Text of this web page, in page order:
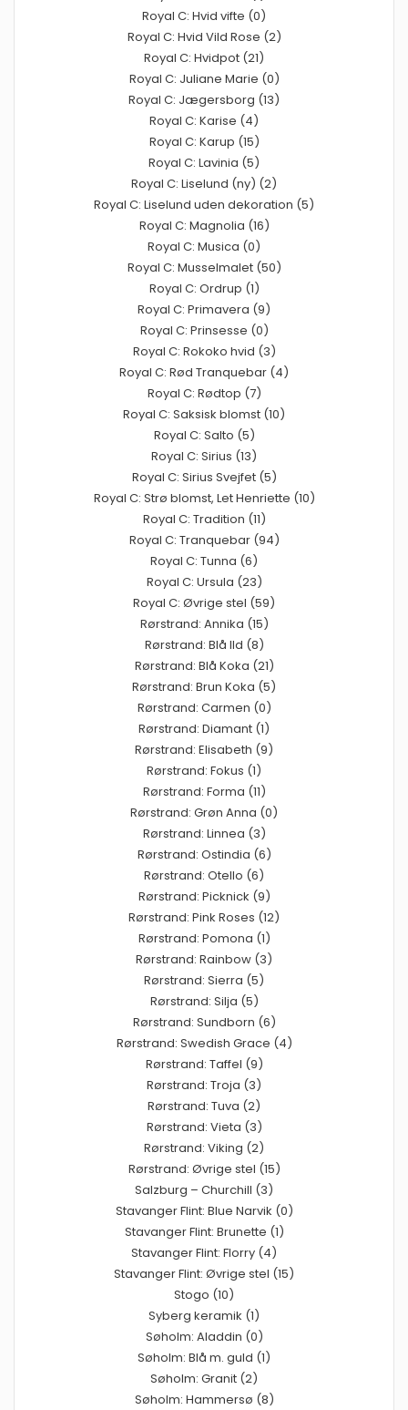
Royal C: Hvid vifte (0)
Royal C: Hvid Vild Rose (2)
Royal C: Hvidpot (21)
Royal C: Juliane Marie (0)
Royal C: Jægersborg (13)
Royal C: Karise (4)
Royal C: Karup (15)
Royal C: Lavinia (5)
Royal C: Liselund (ny) (2)
Royal C: Liselund uden dekoration (5)
Royal C: Magnolia (16)
Royal C: Musica (0)
Royal C: Musselmalet (50)
Royal C: Ordrup (1)
Royal C: Primavera (9)
Royal C: Prinsesse (0)
Royal C: Rokoko hvid (3)
Royal C: Rød Tranquebar (4)
Royal C: Rødtop (7)
Royal C: Saksisk blomst (10)
Royal C: Salto (5)
Royal C: Sirius (13)
Royal C: Sirius Svejfet (5)
Royal C: Strø blomst, Let Henriette (10)
Royal C: Tradition (11)
Royal C: Tranquebar (94)
Royal C: Tunna (6)
Royal C: Ursula (23)
Royal C: Øvrige stel (59)
Rørstrand: Annika (15)
Rørstrand: Blå Ild (8)
Rørstrand: Blå Koka (21)
Rørstrand: Brun Koka (5)
Rørstrand: Carmen (0)
Rørstrand: Diamant (1)
Rørstrand: Elisabeth (9)
Rørstrand: Fokus (1)
Rørstrand: Forma (11)
Rørstrand: Grøn Anna (0)
Rørstrand: Linnea (3)
Rørstrand: Ostindia (6)
Rørstrand: Otello (6)
Rørstrand: Picknick (9)
Rørstrand: Pink Roses (12)
Rørstrand: Pomona (1)
Rørstrand: Rainbow (3)
Rørstrand: Sierra (5)
Rørstrand: Silja (5)
Rørstrand: Sundborn (6)
Rørstrand: Swedish Grace (4)
Rørstrand: Taffel (9)
Rørstrand: Troja (3)
Rørstrand: Tuva (2)
Rørstrand: Vieta (3)
Rørstrand: Viking (2)
Rørstrand: Øvrige stel (15)
Salzburg – Churchill (3)
Stavanger Flint: Blue Narvik (0)
Stavanger Flint: Brunette (1)
Stavanger Flint: Florry (4)
Stavanger Flint: Øvrige stel (15)
Stogo (10)
Syberg keramik (1)
Søholm: Aladdin (0)
Søholm: Blå m. guld (1)
Søholm: Granit (2)
Søholm: Hammersø (8)